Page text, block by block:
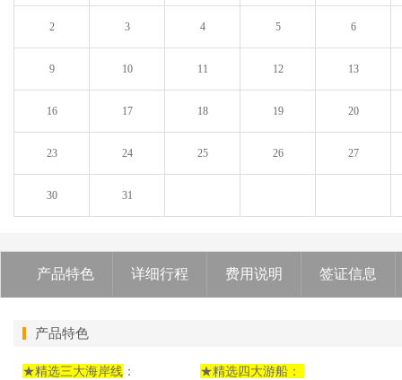
2 3 4 5 6
9 10 11 12 13
16 17 18 19 20
23 24 25 26 27
30 31
产品特色 详细行程 费用说明 签证信息
产品特色
★精选三大海岸线 ： ★精选四大游船：